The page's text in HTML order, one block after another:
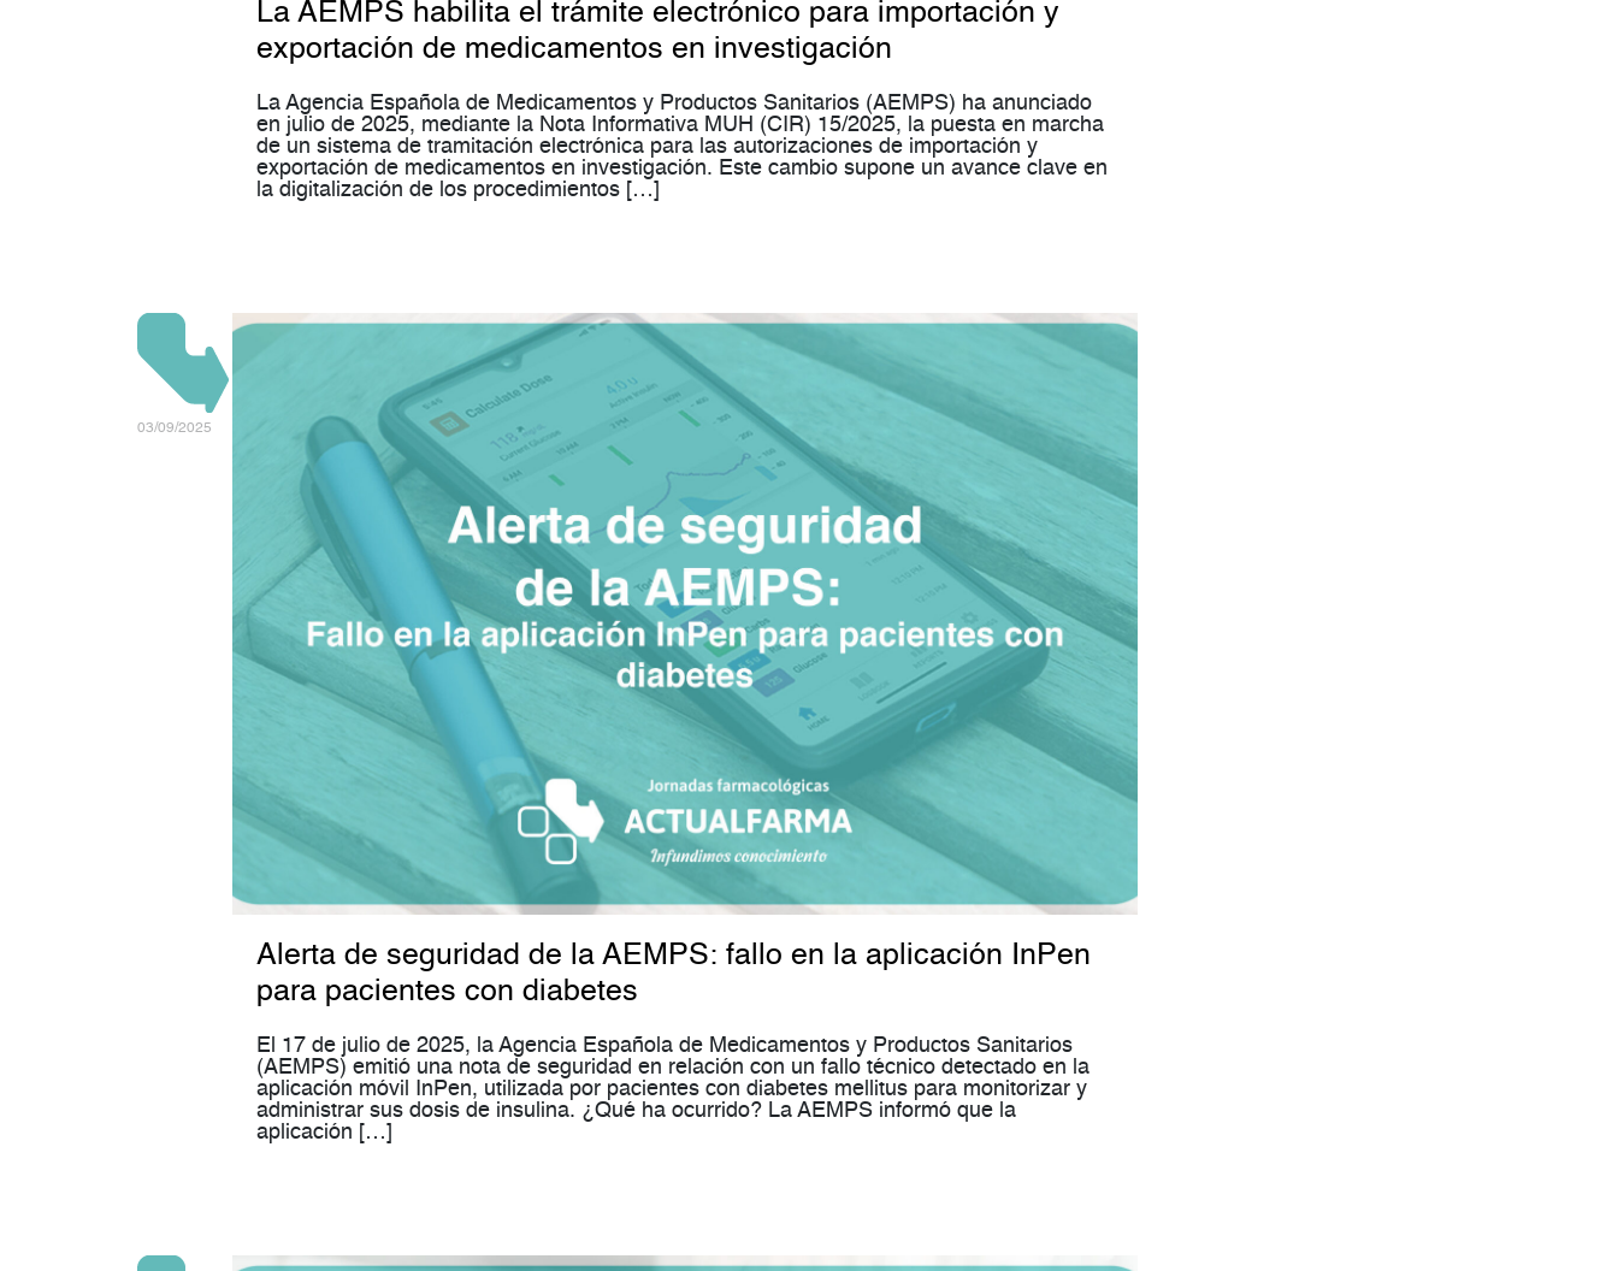
La AEMPS habilita el trámite electrónico para importación y
exportación de medicamentos en investigación
La Agencia Española de Medicamentos y Productos Sanitarios (AEMPS) ha anunciado
en julio de 2025, mediante la Nota Informativa MUH (CIR) 15/2025, la puesta en marcha
de un sistema de tramitación electrónica para las autorizaciones de importación y
exportación de medicamentos en investigación. Este cambio supone un avance clave en
la digitalización de los procedimientos […]
03/09/2025
Alerta de seguridad de la AEMPS: fallo en la aplicación InPen
para pacientes con diabetes
El 17 de julio de 2025, la Agencia Española de Medicamentos y Productos Sanitarios
(AEMPS) emitió una nota de seguridad en relación con un fallo técnico detectado en la
aplicación móvil InPen, utilizada por pacientes con diabetes mellitus para monitorizar y
administrar sus dosis de insulina. ¿Qué ha ocurrido? La AEMPS informó que la
aplicación […]